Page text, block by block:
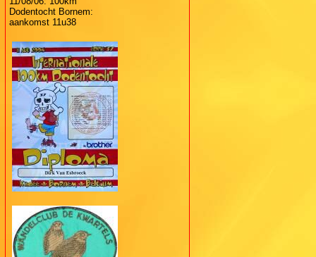
Dodentocht Bornem:
aankomst 11u38